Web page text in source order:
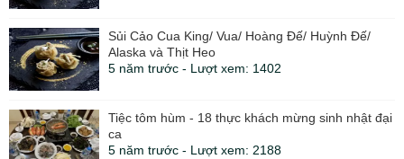
Sủi Cảo Cua King/ Vua/ Hoàng Đế/ Huỳnh Đế/
Alaska và Thịt Heo
5 năm trước - Lượt xem: 1402
Tiệc tôm hùm - 18 thực khách mừng sinh nhật đại
ca
5 năm trước - Lượt xem: 2188